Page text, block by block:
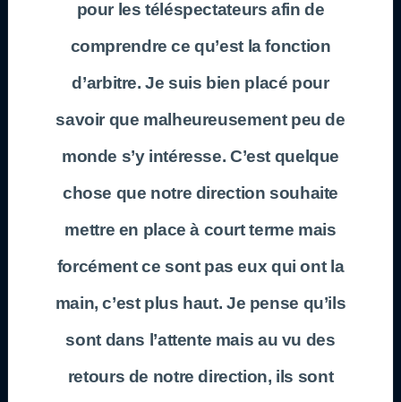
pour les téléspectateurs afin de
comprendre ce qu’est la fonction
d’arbitre. Je suis bien placé pour
savoir que malheureusement peu de
monde s’y intéresse. C’est quelque
chose que notre direction souhaite
mettre en place à court terme mais
forcément ce sont pas eux qui ont la
main, c’est plus haut. Je pense qu’ils
sont dans l’attente mais au vu des
retours de notre direction, ils sont